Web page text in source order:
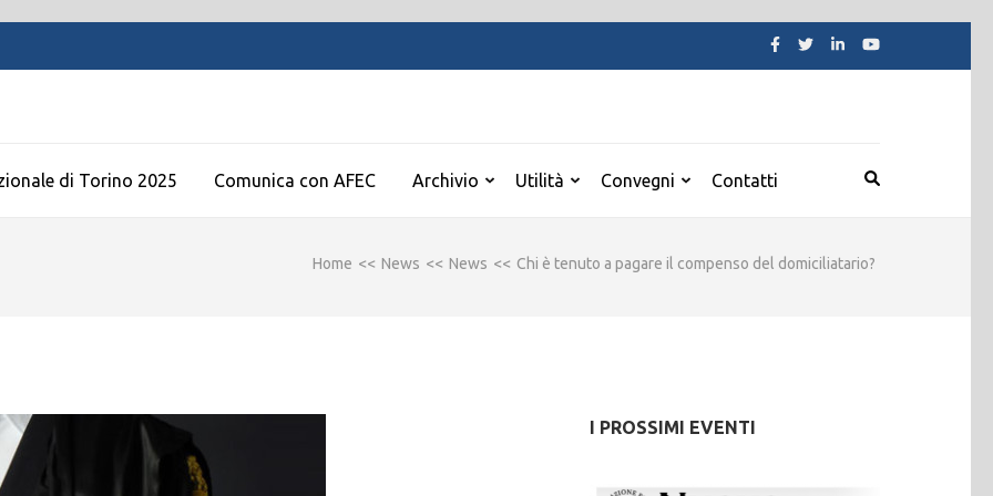
di Torino 2025 Comunica con AFEC Archivio Utilità Convegni Contatti
Home << News << News << Chi è tenuto a pagare il compenso del domiciliatario?
I PROSSIMI EVENTI